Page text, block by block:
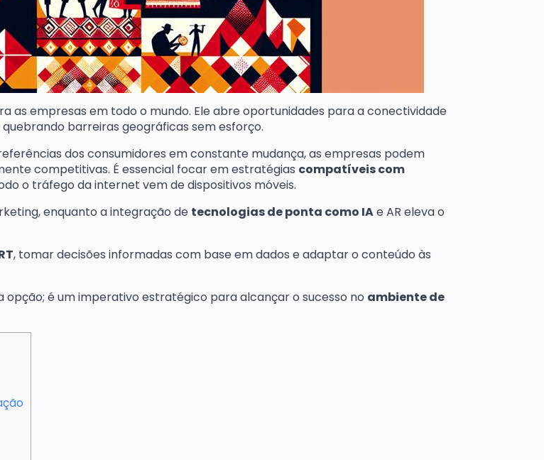
as empresas em todo o mundo. Ele abre oportunidades para a conectividade
barreiras geográficas sem esforço.
dos consumidores em constante mudança, as empresas podem
competitivas. É essencial focar em estratégias compatíveis com
o tráfego da internet vem de dispositivos móveis.
enquanto a integração de tecnologias de ponta como IAe AR eleva o
, tomar decisões informadas com base em dados e adaptar o conteúdo às
opção; é um imperativo estratégico para alcançar o sucesso no ambiente de